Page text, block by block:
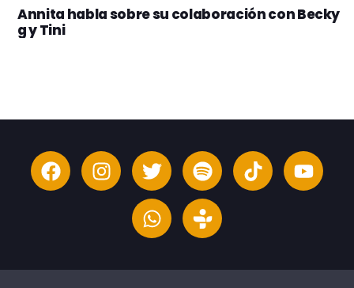
Annita habla sobre su colaboración con Becky
g y Tini